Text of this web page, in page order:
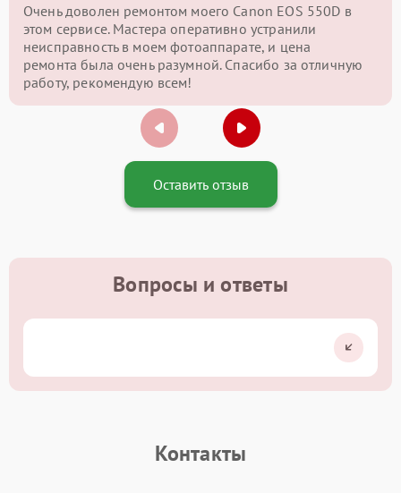
Очень доволен ремонтом моего Canon EOS 550D в
этом сервисе. Мастера оперативно устранили
неисправность в моем фотоаппарате, и цена
ремонта была очень разумной. Спасибо за отличную
работу, рекомендую всем!
Оставить отзыв
Вопросы и ответы
Контакты